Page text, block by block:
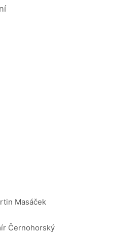
Masáček
Černohorský